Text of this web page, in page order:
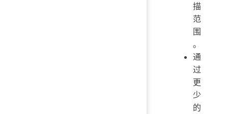
描
范
围
。
通
过
更
少
的